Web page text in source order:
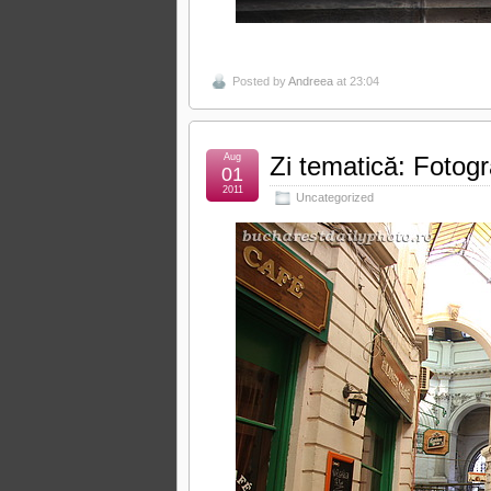
Posted byAndreea at 23:04
Zi tematică:
Uncategorized
Aug
01
2011